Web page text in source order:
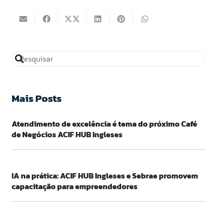
Mais Posts
Atendimento de excelência é tema do próximo Café
de Negócios ACIF HUB Ingleses
IA na prática: ACIF HUB Ingleses e Sebrae promovem
capacitação para empreendedores